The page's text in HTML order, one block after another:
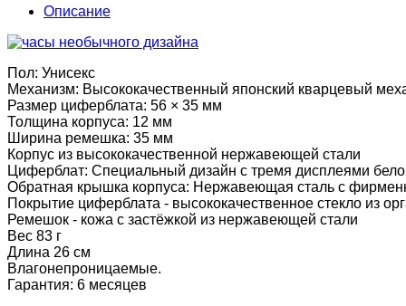
Описание
Пол: Унисекс
Механизм: Высококачественный японский кварцевый
Размер циферблата: 56 × 35 мм
Толщина корпуса: 12 мм
Ширина ремешка: 35 мм
Корпус из высококачественной нержавеющей стали
Циферблат: Специальный дизайн с тремя дисплеями
Обратная крышка корпуса: Нержавеющая сталь с
Покрытие циферблата - высококачественное стекло из
Ремешок - кожа с застёжкой из нержавеющей стали
Вес 83 г
Длина 26 см
Влагонепроницаемые.
Гарантия: 6 месяцев